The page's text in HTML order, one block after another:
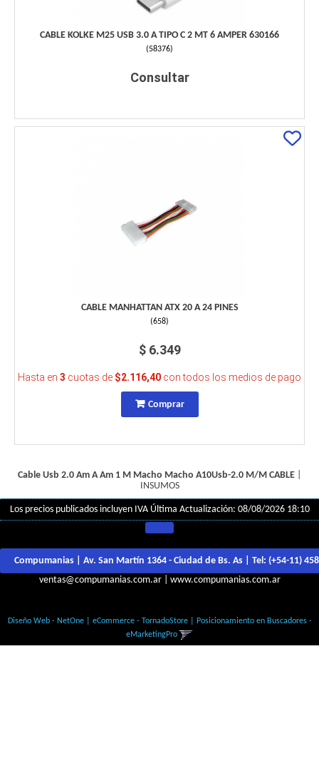
CABLE KOLKE M25 USB 3.0 A TIPO C 2 MT 6 AMPER 630166
(58376)
Consultar
CABLE MANHATTAN ATX 20 A 24 PINES
(658)
$ 6.349
Hasta en 3 cuotas de $2.116,40 con todos los medios de pago
Comprar
Cable Usb 2.0 Am A Am 1 M Macho Macho A10Usb-2.0 M/M CABLE
INSUMOS
Los precios publicados incluyen IVA Última Actualización: 08/08/2026 18:10
Compumanias | Av. San Martín 1364 - Ciudad de Bs. As | Tel: (+54-11)
ventas@compumanias.com.ar| www.compumanias.com.ar
Diseño Web - NetOne| eCommerce - TornadoStore| Posicionamiento en Buscadores -
eMarketingPro